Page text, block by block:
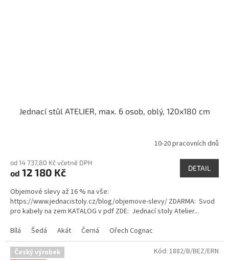
Jednací stůl ATELIER, max. 6 osob, oblý, 120x180 cm
10-20 pracovních dnů
od 14 737,80 Kč včetně DPH
od 12 180 Kč DETAIL
Objemové slevy až 16 % na vše:
https://www.jednacistoly.cz/blog/objemove-slevy/ ZDARMA: Svod
pro kabely na zem KATALOG v pdf ZDE: Jednací stoly Atelier...
Bílá
Šedá Akát Černá Ořech Cognac
Český výrobek
Kód: 1882/B/BEZ/ERN